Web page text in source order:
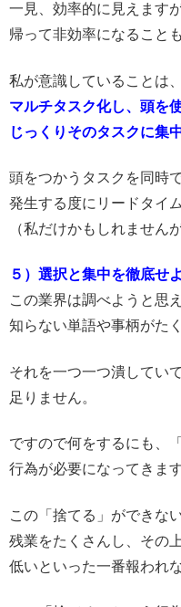
一見、効率的に見えます
帰って非効率になること
私が意識していることは、
マルチタスク化し、頭を
じっくりそのタスクに集
頭をつかうタスクを同時
発生する度にリードタイ
（私だけかもしれません
５）選択と集中を徹底せよ
この業界は調べようと思
知らない単語や事柄がた
それを一つ一つ潰してい
足りません。
ですので何をするにも、
行為が必要になってきます
この「捨てる」ができな
残業をたくさんし、その
低いといった一番報われ